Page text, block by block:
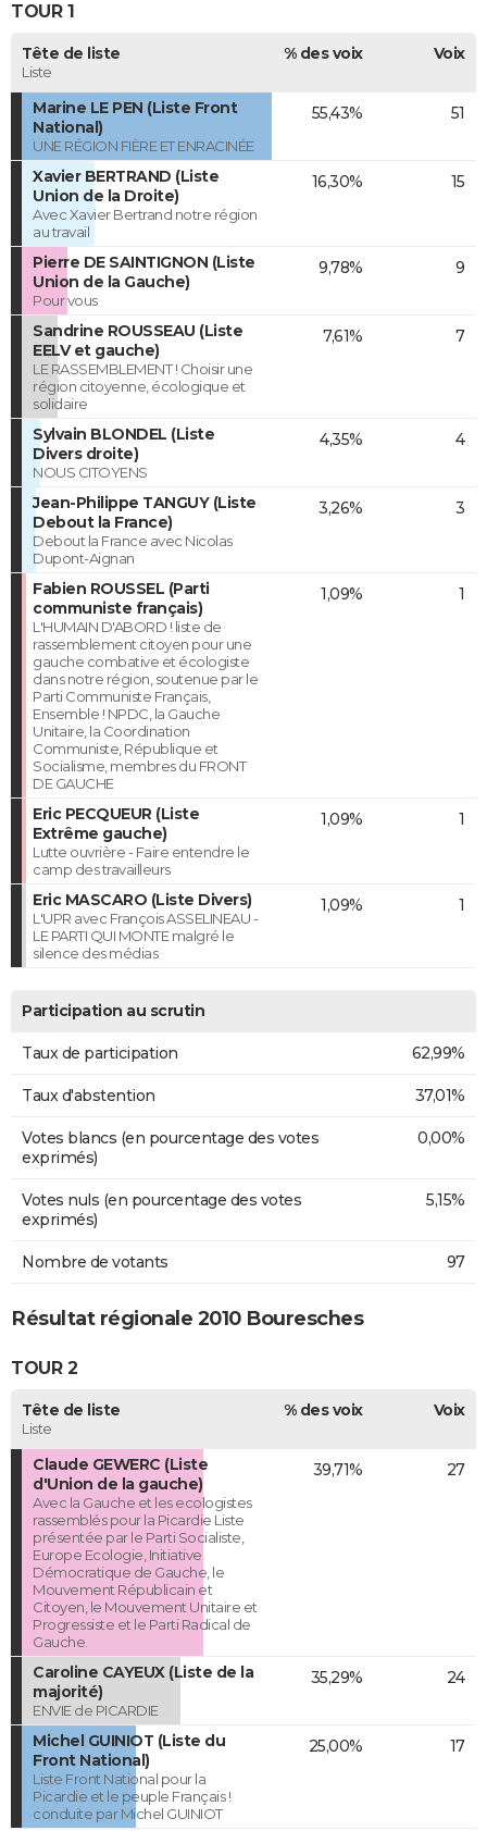
TOUR 1
Tête de liste
Liste
% des voix Voix
Marine LE PEN (Liste Front
National)
UNE RÉGION FIÈRE ET ENRACINÉE
55,43% 51
Xavier BERTRAND (Liste
Union de la Droite)
Avec Xavier Bertrand notre région
au travail
16,30% 15
Pierre DE SAINTIGNON (Liste
Union de la Gauche)
Pour vous
9,78% 9
Sandrine ROUSSEAU (Liste
EELV et gauche)
LE RASSEMBLEMENT ! Choisir une
région citoyenne, écologique et
solidaire
7,61% 7
Sylvain BLONDEL (Liste
Divers droite)
NOUS CITOYENS
4,35% 4
Jean-Philippe TANGUY (Liste
Debout la France)
Debout la France avec Nicolas
Dupont-Aignan
3,26% 3
Fabien ROUSSEL (Parti
communiste français)
L'HUMAIN D'ABORD ! liste de
rassemblement citoyen pour une
gauche combative et écologiste
dans notre région, soutenue par le
Parti Communiste Français,
Ensemble ! NPDC, la Gauche
Unitaire, la Coordination
Communiste, République et
Socialisme, membres du FRONT
DE GAUCHE
1,09% 1
Eric PECQUEUR (Liste
Extrême gauche)
Lutte ouvrière - Faire entendre le
camp des travailleurs
1,09% 1
Eric MASCARO (Liste Divers)
L'UPR avec François ASSELINEAU -
LE PARTI QUI MONTE malgré le
silence des médias
1,09% 1
Participation au scrutin
Taux de participation 62,99%
Taux d'abstention 37,01%
Votes blancs (en pourcentage des votes
exprimés)
0,00%
Votes nuls (en pourcentage des votes
exprimés)
5,15%
Nombre de votants 97
Résultat régionale 2010 Bouresches
TOUR 2
Tête de liste
Liste
% des voix Voix
Claude GEWERC (Liste
d'Union de la gauche)
Avec la Gauche et les ecologistes
rassemblés pour la Picardie Liste
présentée par le Parti Socialiste,
Europe Ecologie, Initiative
Démocratique de Gauche, le
Mouvement Républicain et
Citoyen, le Mouvement Unitaire et
Progressiste et le Parti Radical de
Gauche.
39,71% 27
Caroline CAYEUX (Liste de la
majorité)
ENVIE de PICARDIE
35,29% 24
Michel GUINIOT (Liste du
Front National)
Liste Front National pour la
Picardie et le peuple Français !
conduite par Michel GUINIOT
25,00% 17